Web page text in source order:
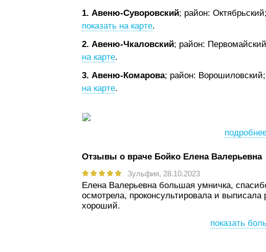
1. Авеню-Суворовский; район: Октябрьский;
показать на карте.
2. Авеню-Чкаловский; район:
на карте.
3. Авеню-Комарова; район: Ворошиловский;
на карте.
Отзывы о враче Бойко Елена Валерьевна
Зульфия, 28.10.2023
Елена Валерьевна большая умничка,
осмотрела, проконсультировала и
хороший.
показать